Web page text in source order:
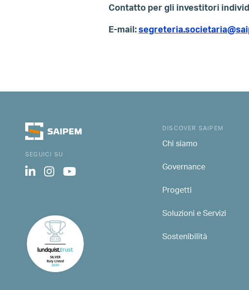
Contatto per gli investitori
E-mail:
SEGUICI SU
DISCOVER SAIPEM
Chi siamo
Governance
Progetti
Soluzioni e Servizi
Sostenibilità